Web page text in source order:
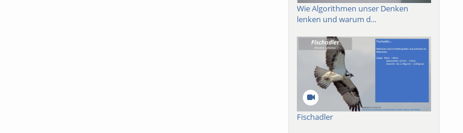
Wie Algorithmen unser Denken
lenken und warum d...
Fischadler